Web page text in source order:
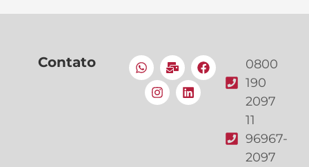
Contato
0800
190
2097
11
96967-
2097